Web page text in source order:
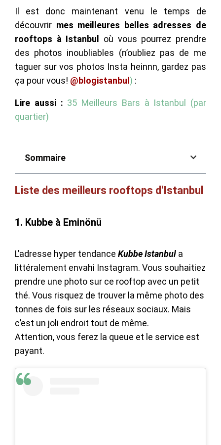
Il est donc maintenant venu le temps de
découvrir mes meilleures belles adresses de
rooftops à Istanbul où vous pourrez prendre
des photos inoubliables (n’oubliez pas de me
taguer sur vos photos Insta heinnn, gardez pas
ça pour vous! @blogistanbul) :
Lire aussi : 35 Meilleurs Bars à Istanbul (par
quartier)
Sommaire
Liste des meilleurs rooftops d'Istanbul
1. Kubbe à Eminönü
L’adresse hyper tendance Kubbe Istanbul a
littéralement envahi Instagram. Vous souhaitiez
prendre une photo sur ce rooftop avec un petit
thé. Vous risquez de trouver la même photo des
tonnes de fois sur les réseaux sociaux. Mais
c’est un joli endroit tout de même.
Attention, vous ferez la queue et le service est
payant.